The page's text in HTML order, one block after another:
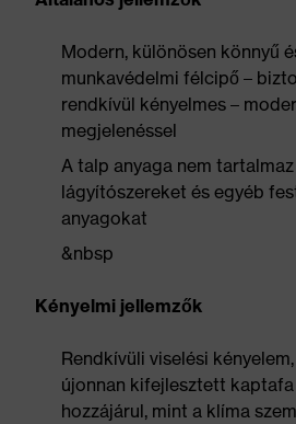
Modern, különösen könnyű
munkavédelmi félcipő –
rendkívül kényelmes –
megjelenéssel
A talp anyaga nem
lágyítószereket és egyéb
anyagokat
&nbsp
Kényelmi jellemzők
Rendkívüli viselési
újonnan kifejlesztett
hozzájárul, mint a klíma